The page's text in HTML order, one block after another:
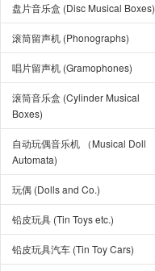
盘片音乐盒 (Disc Musical Boxes)
滚筒留声机 (Phonographs)
唱片留声机 (Gramophones)
滚筒音乐盒 (Cylinder Musical
Boxes)
自动玩偶音乐机 （Musical Doll
Automata)
玩偶 (Dolls and Co.)
铅皮玩具 (Tin Toys etc.)
铅皮玩具汽车 (Tin Toy Cars)